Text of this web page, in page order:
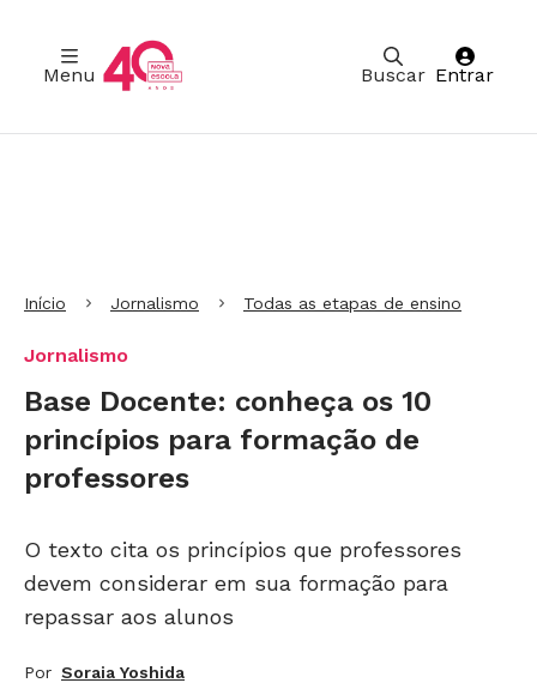
Buscar
Menu Entrar
Início Jornalismo Todas as etapas de ensino
Jornalismo
Base Docente: conheça os 10
princípios para formação de
professores
O texto cita os princípios que professores
devem considerar em sua formação para
repassar aos alunos
Por Soraia Yoshida